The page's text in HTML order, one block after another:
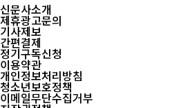
신문사소개
제휴광고문의
기사제보
간편결제
정기구독신청
이용약관
개인정보처리방침
청소년보호정책
이메일무단수집거부